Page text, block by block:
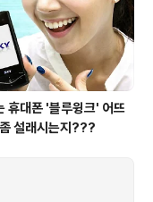
휴대폰 '블루윙크' 어뜨
설래시는지???